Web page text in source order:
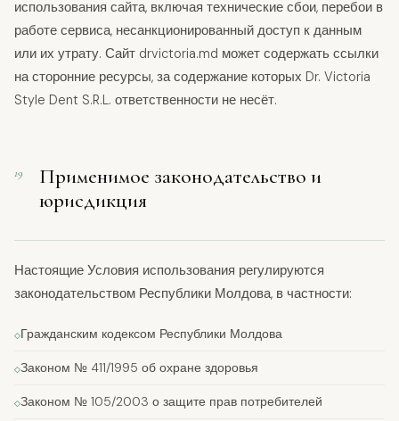
использования сайта, включая технические сбои, перебои в
работе сервиса, несанкционированный доступ к данным
или их утрату. Сайт drvictoria.md может содержать ссылки
на сторонние ресурсы, за содержание которых Dr. Victoria
Style Dent S.R.L. ответственности не несёт.
19
Применимое законодательство и
юрисдикция
Настоящие Условия использования регулируются
законодательством Республики Молдова, в частности:
Гражданским кодексом Республики Молдова
Законом № 411/1995 об охране здоровья
Законом № 105/2003 о защите прав потребителей